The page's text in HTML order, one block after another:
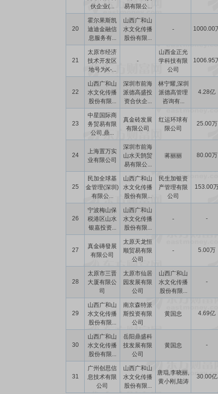
伙企业(...
易有限公...
20
霍尔果斯凯
迪迪金融信
息服务有...
山西广和山
水文化传播
股份有限...
- 1000.00
21
太原市经济
技术开发区
地号为K-...
-
山西金正光
学科技有限
公司
1006.95
22
山西广和山
水文化传播
股份有限...
深圳市前海
派德高盛投
资合伙企...
林宁耀,深圳
派德高管理
咨询有...
4.28亿
23
中星国际商
务贸易有限
公司,鼎...
真金砖发展
有限公司
红运环球有
限公司
25.00万
24
上海置万实
业有限公司
深圳市前海
山水天鹄贸
易有限公...
蒋丽丽 80.00万
25
民加全球基
金管理(深圳)
有限公...
山西广和山
水文化传播
股份有限...
民生加银资
产管理有限
公司
153.00
26
宁波梅山保
税港区山水
银嘉投资...
山西广和山
水文化传播
股份有限...
- -
27
真金磚發展
有限公司
太原天龙恒
顺贸易有限
公司
- 5.00万
28
太原市三晋
大厦有限公
司
太原市仙居
园发展有限
公司
山西广和山
水文化传播
股份有限...
-
29
山西广和山
水文化传播
股份有限...
南京森特派
斯投资有限
公司
黄国忠 4.69亿
30
山西广和山
水文化传播
股份有限...
岳阳鼎盛科
技发展有限
公司
黄国忠 -
31
广州创思信
息技术有限
公司
山西广和山
水文化传播
股份有限...
唐琨,李晓丽,
黄小刚,陆涛
30.00亿